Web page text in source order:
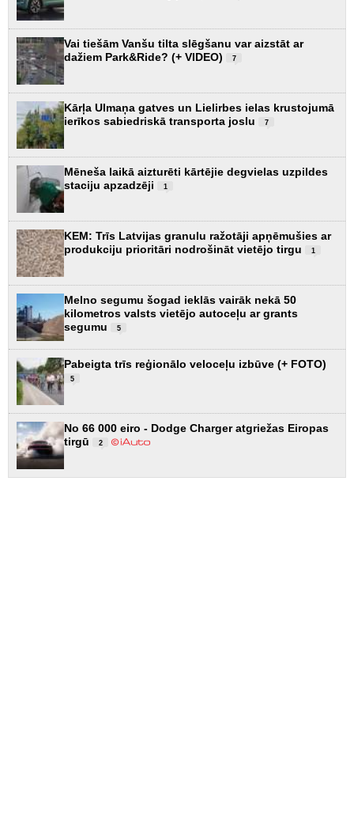
Vai tiešām Vanšu tilta slēgšanu var aizstāt ar
dažiem Park&Ride? (+ VIDEO)
7
Kārļa Ulmaņa gatves un Lielirbes ielas krustojumā
ierīkos sabiedriskā transporta joslu
7
Mēneša laikā aizturēti kārtējie degvielas uzpildes
staciju apzadzēji
1
KEM: Trīs Latvijas granulu ražotāji apņēmušies ar
produkciju prioritāri nodrošināt vietējo tirgu
1
Melno segumu šogad ieklās vairāk nekā 50
kilometros valsts vietējo autoceļu ar grants
segumu
5
Pabeigta trīs reģionālo veloceļu izbūve (+ FOTO)
5
No 66 000 eiro - Dodge Charger atgriežas Eiropas
tirgū
2